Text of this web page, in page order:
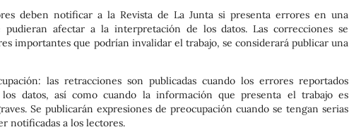
deben notificar a la Revista de La Junta si presenta errores en una
pudieran afectar a la interpretación de los datos. Las correcciones se
importantes que podrían invalidar el trabajo, se considerará publicar una
las retracciones son publicadas cuando los errores reportados
datos, así como cuando la información que presenta el trabajo es
Se publicarán expresiones de preocupación cuando se tengan serias
notificadas a los lectores.